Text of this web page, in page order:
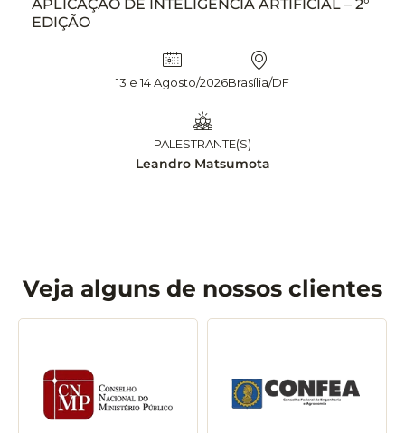
APLICAÇÃO DE INTELIGÊNCIA ARTIFICIAL – 2°
EDIÇÃO
13 e 14 Agosto/2026Brasília/DF
PALESTRANTE(S)
Leandro Matsumota
Veja alguns de nossos clientes